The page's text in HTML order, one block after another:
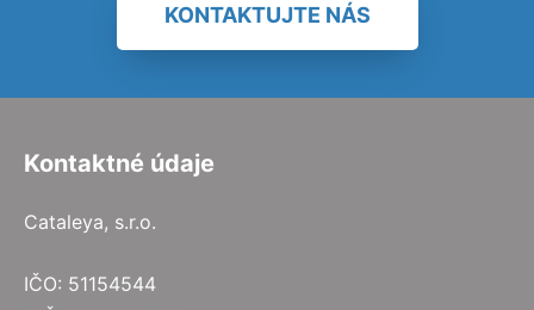
KONTAKTUJTE NÁS
Kontaktné údaje
Cataleya, s.r.o.
IČO: 51154544